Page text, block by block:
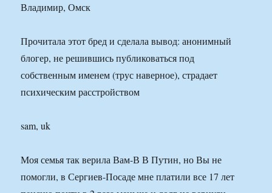
Владимир, Омск
Прочитала этот бред и сделала вывод: анонимный
блогер, не решившись публиковаться под
собственным именем (трус наверное), страдает
психическим расстройством
sam, uk
Моя семья так верила Вам-В В Путин, но Вы не
помогли, в Сергиев-Посаде мне платили все 17 лет